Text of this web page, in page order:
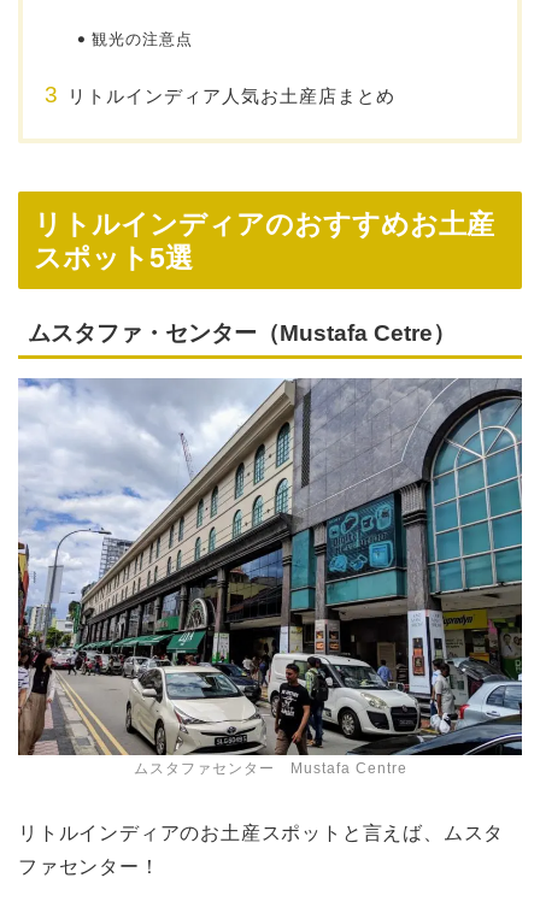
観光の注意点
リトルインディア人気お土産店まとめ
リトルインディアのおすすめお土産
スポット5選
ムスタファ・センター（Mustafa Cetre）
ムスタファセンター Mustafa Centre
リトルインディアのお土産スポットと言えば、ムスタ
ファセンター！